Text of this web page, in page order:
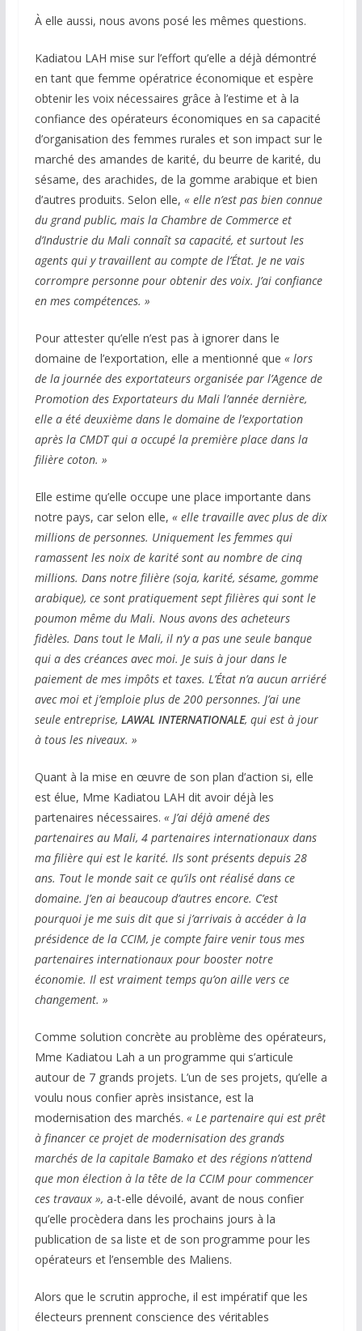
À elle aussi, nous avons posé les mêmes questions.
Kadiatou LAH mise sur l’effort qu’elle a déjà démontré
en tant que femme opératrice économique et espère
obtenir les voix nécessaires grâce à l’estime et à la
confiance des opérateurs économiques en sa capacité
d’organisation des femmes rurales et son impact sur le
marché des amandes de karité, du beurre de karité, du
sésame, des arachides, de la gomme arabique et bien
d’autres produits. Selon elle, « elle n’est pas bien connue
du grand public, mais la Chambre de Commerce et
d’Industrie du Mali connaît sa capacité, et surtout les
agents qui y travaillent au compte de l’État. Je ne vais
corrompre personne pour obtenir des voix. J’ai confiance
en mes compétences. »
Pour attester qu’elle n’est pas à ignorer dans le
domaine de l’exportation, elle a mentionné que « lors
de la journée des exportateurs organisée par l’Agence de
Promotion des Exportateurs du Mali l’année dernière,
elle a été deuxième dans le domaine de l’exportation
après la CMDT qui a occupé la première place dans la
filière coton. »
Elle estime qu’elle occupe une place importante dans
notre pays, car selon elle, « elle travaille avec plus de dix
millions de personnes. Uniquement les femmes qui
ramassent les noix de karité sont au nombre de cinq
millions. Dans notre filière (soja, karité, sésame, gomme
arabique), ce sont pratiquement sept filières qui sont le
poumon même du Mali. Nous avons des acheteurs
fidèles. Dans tout le Mali, il n’y a pas une seule banque
qui a des créances avec moi. Je suis à jour dans le
paiement de mes impôts et taxes. L’État n’a aucun arriéré
avec moi et j’emploie plus de 200 personnes. J’ai une
seule entreprise, LAWAL INTERNATIONALE, qui est à jour
à tous les niveaux. »
Quant à la mise en œuvre de son plan d’action si, elle
est élue, Mme Kadiatou LAH dit avoir déjà les
partenaires nécessaires. « J’ai déjà amené des
partenaires au Mali, 4 partenaires internationaux dans
ma filière qui est le karité. Ils sont présents depuis 28
ans. Tout le monde sait ce qu’ils ont réalisé dans ce
domaine. J’en ai beaucoup d’autres encore. C’est
pourquoi je me suis dit que si j’arrivais à accéder à la
présidence de la CCIM, je compte faire venir tous mes
partenaires internationaux pour booster notre
économie. Il est vraiment temps qu’on aille vers ce
changement. »
Comme solution concrète au problème des opérateurs,
Mme Kadiatou Lah a un programme qui s’articule
autour de 7 grands projets. L’un de ses projets, qu’elle a
voulu nous confier après insistance, est la
modernisation des marchés. « Le partenaire qui est prêt
à financer ce projet de modernisation des grands
marchés de la capitale Bamako et des régions n’attend
que mon élection à la tête de la CCIM pour commencer
ces travaux », a-t-elle dévoilé, avant de nous confier
qu’elle procèdera dans les prochains jours à la
publication de sa liste et de son programme pour les
opérateurs et l’ensemble des Maliens.
Alors que le scrutin approche, il est impératif que les
électeurs prennent conscience des véritables